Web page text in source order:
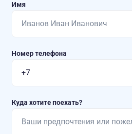
Имя
Номер телефона
Куда хотите поехать?